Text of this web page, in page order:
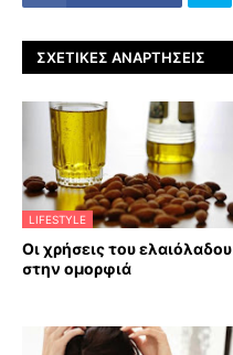
ΣΧΕΤΙΚΈΣ ΑΝΑΡΤΉΣΕΙΣ
LIFESTYLE
Οι χρήσεις του ελαιόλαδου
στην ομορφιά